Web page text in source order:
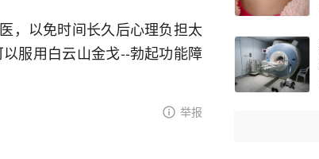
，以免时间长久后心理负担太
服用白云山金戈--勃起功能障
举报